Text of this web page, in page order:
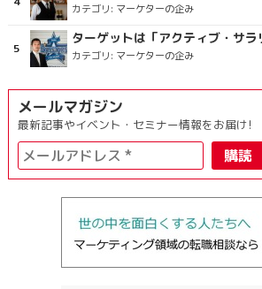
カテゴリ: マーケターの企み
ターゲットは「アクティブ・サラ
カテゴリ: マーケターの企み
メールマガジン
最新記事やイベント・セミナー情報をお届け!